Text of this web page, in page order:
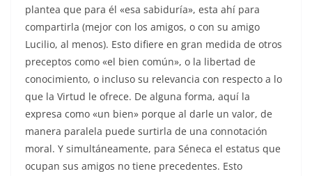
plantea que para él «esa sabiduría», esta ahí para
compartirla (mejor con los amigos, o con su amigo
Lucilio, al menos). Esto difiere en gran medida de otros
preceptos como «el bien común», o la libertad de
conocimiento, o incluso su relevancia con respecto a lo
que la Virtud le ofrece. De alguna forma, aquí la
expresa como «un bien» porque al darle un valor, de
manera paralela puede surtirla de una connotación
moral. Y simultáneamente, para Séneca el estatus que
ocupan sus amigos no tiene precedentes. Esto